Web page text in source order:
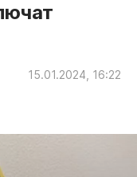
15.01.2024, 16:22